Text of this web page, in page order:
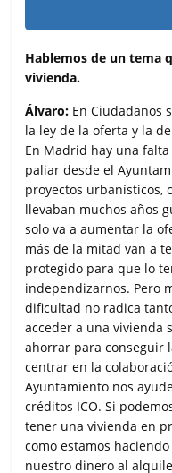
Hablemos de un tema
vivienda.
Álvaro: En Ciudadanos
la ley de la oferta y la
En Madrid hay una
paliar desde el
proyectos urbanísticos,
llevaban muchos años
solo va a aumentar la
más de la mitad van a
protegido para que lo
independizarnos. Pero
dificultad no radica
acceder a una vivienda
ahorrar para conseguir
centrar en la
Ayuntamiento nos
créditos ICO. Si
tener una vivienda en
como estamos
nuestro dinero al